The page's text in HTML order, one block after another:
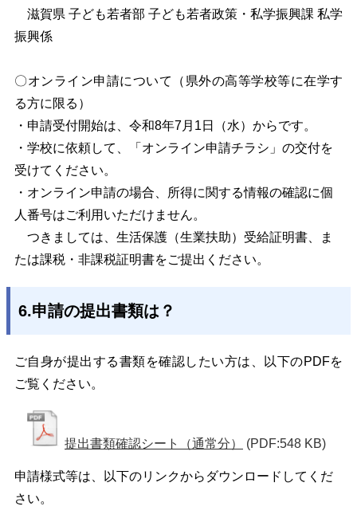
滋賀県 子ども若者部 子ども若者政策・私学振興課 私学
振興係
〇オンライン申請について（県外の高等学校等に在学す
る方に限る）
・申請受付開始は、令和8年7月1日（水）からです。
・学校に依頼して、「オンライン申請チラシ」の交付を
受けてください。
・オンライン申請の場合、所得に関する情報の確認に個
人番号はご利用いただけません。
つきましては、生活保護（生業扶助）受給証明書、ま
たは課税・非課税証明書をご提出ください。
6.申請の提出書類は？
ご自身が提出する書類を確認したい方は、以下のPDFを
ご覧ください。
提出書類確認シート（通常分） (PDF:548 KB)
申請様式等は、以下のリンクからダウンロードしてくだ
さい。